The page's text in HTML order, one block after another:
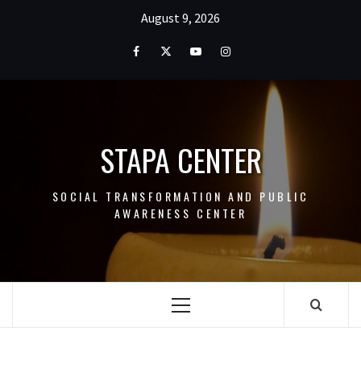
August 9, 2026
FacebookTwitterYoutubeInstagram
STAPA CENTER
SOCIAL TRANSFORMATION AND PUBLIC
AWARENESS CENTER
Primary